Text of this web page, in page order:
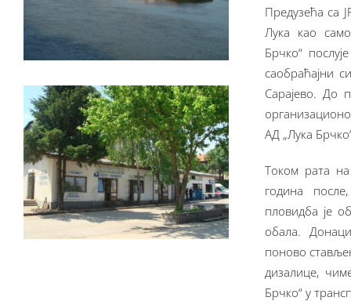
Предузећа са
Лука као
Брчко“
саобраћајни
Сарајево. До
АД „Лука
Током рата
година
пловидба је
обала.
поново
дизалице,
Брчко“ у